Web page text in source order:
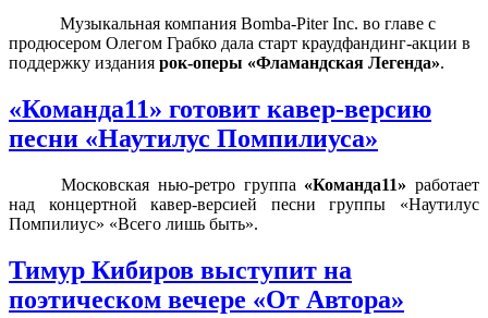
Музыкальная компания Bomba-Piter Inc. во главе с
продюсером Олегом Грабко дала старт краудфандинг-акции в
поддержку издания рок-оперы «Фламандская Легенда».
«Команда11» готовит кавер-версию
песни «Наутилус Помпилиуса»
Московская нью-ретро группа «Команда11» работает
над концертной кавер-версией песни группы «Наутилус
Помпилиус» «Всего лишь быть».
Тимур Кибиров выступит на
поэтическом вечере «От Автора»